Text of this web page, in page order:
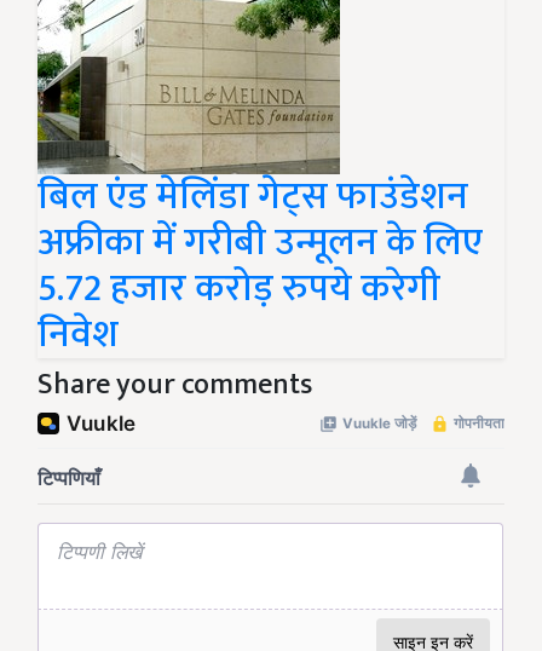
बिल एंड मेलिंडा गेट्स फाउंडेशन
अफ्रीका में गरीबी उन्मूलन के लिए
5.72 हजार करोड़ रुपये करेगी
निवेश
Share your comments